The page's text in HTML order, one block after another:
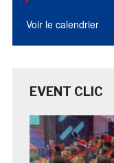
Voir le calendrier
EVENT CLIC